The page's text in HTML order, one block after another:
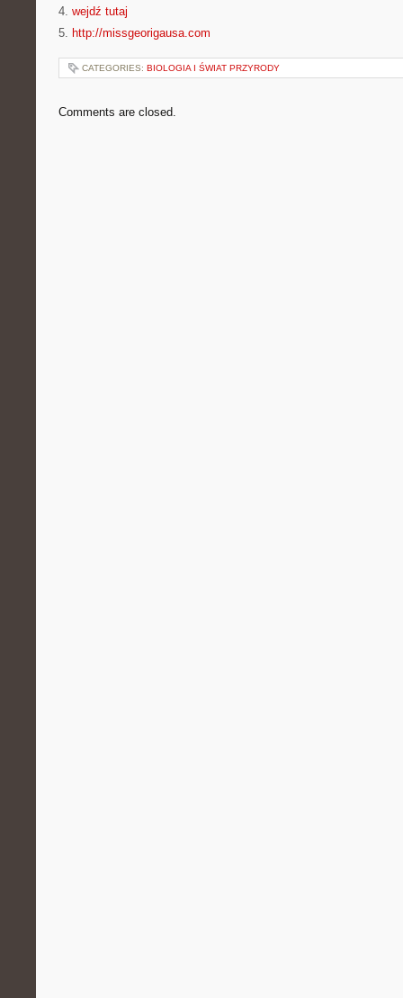
4. wejdź tutaj
5. http://missgeorigausa.com
CATEGORIES: BIOLOGIA I ŚWIAT PRZYRODY
Comments are closed.